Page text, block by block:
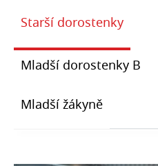
Starší dorostenky
Mladší dorostenky B
Mladší žákyně